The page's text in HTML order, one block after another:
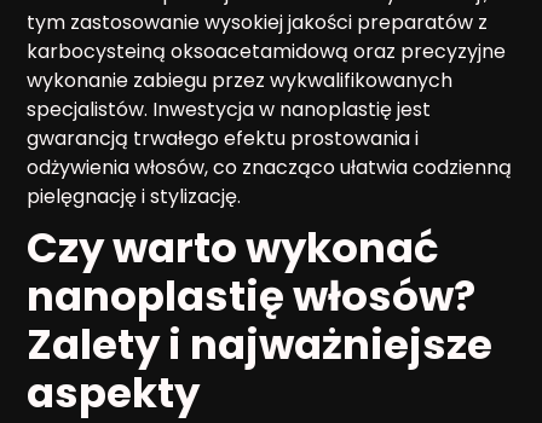
tym zastosowanie wysokiej jakości preparatów z
karbocysteiną oksoacetamidową oraz precyzyjne
wykonanie zabiegu przez wykwalifikowanych
specjalistów. Inwestycja w nanoplastię jest
gwarancją trwałego efektu prostowania i
odżywienia włosów, co znacząco ułatwia codzienną
pielęgnację i stylizację.
Czy warto wykonać
nanoplastię włosów?
Zalety i najważniejsze
aspekty